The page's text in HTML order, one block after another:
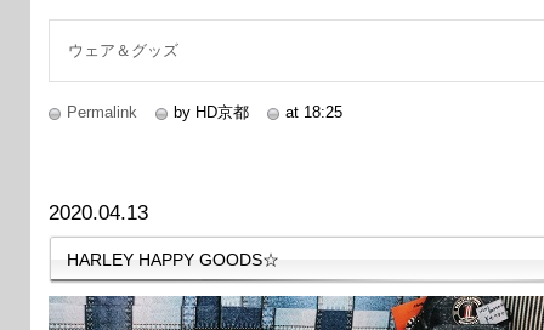
ウェア＆グッズ
Permalink by HD京都 at 18:25
2020.04.13
HARLEY HAPPY GOODS☆